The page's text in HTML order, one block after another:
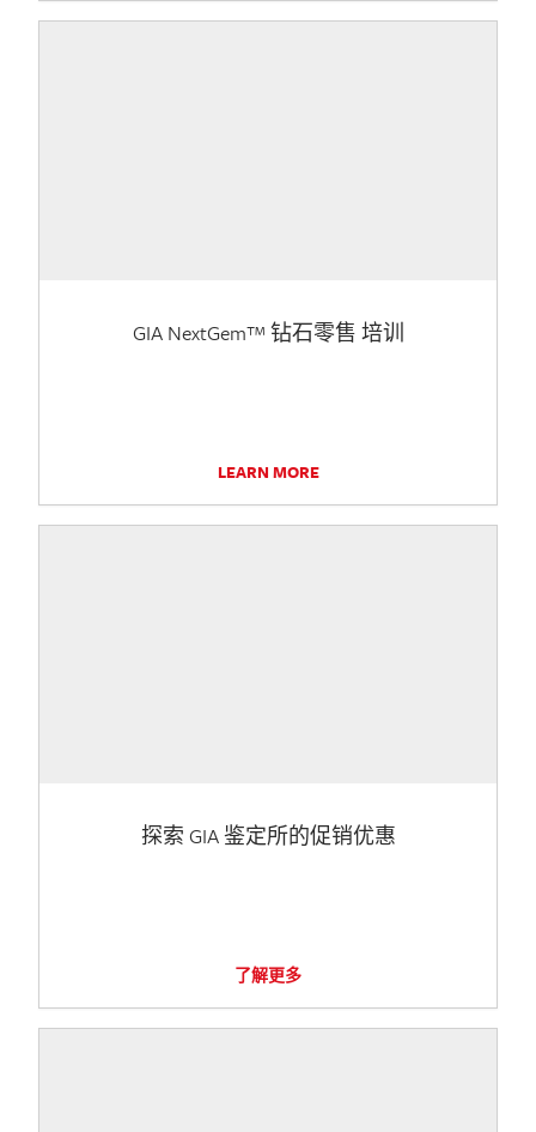
GIA NextGem™ 钻石零售 培训
LEARN MORE
探索 GIA 鉴定所的促销优惠
了解更多